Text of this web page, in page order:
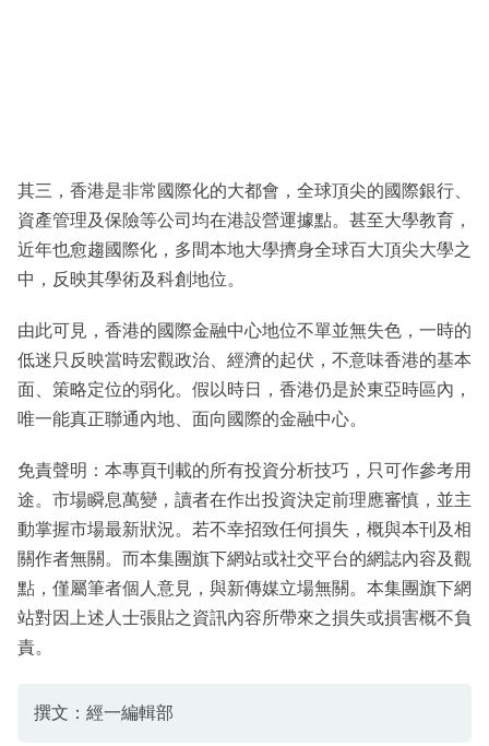
其三，香港是非常國際化的大都會，全球頂尖的國際銀行、
資產管理及保險等公司均在港設營運據點。甚至大學教育，
近年也愈趨國際化，多間本地大學擠身全球百大頂尖大學之
中，反映其學術及科創地位。
由此可見，香港的國際金融中心地位不單並無失色，一時的
低迷只反映當時宏觀政治、經濟的起伏，不意味香港的基本
面、策略定位的弱化。假以時日，香港仍是於東亞時區內，
唯一能真正聯通內地、面向國際的金融中心。
免責聲明：本專頁刊載的所有投資分析技巧，只可作參考用
途。市場瞬息萬變，讀者在作出投資決定前理應審慎，並主
動掌握市場最新狀況。若不幸招致任何損失，概與本刊及相
關作者無關。而本集團旗下網站或社交平台的網誌內容及觀
點，僅屬筆者個人意見，與新傳媒立場無關。本集團旗下網
站對因上述人士張貼之資訊內容所帶來之損失或損害概不負
責。
撰文：經一編輯部